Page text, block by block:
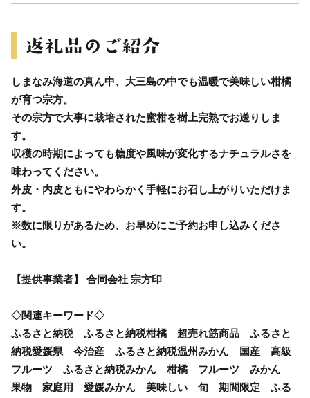
しまなみ海道の真ん中、大三島の中でも温暖で美味しい柑橘
が育つ宗方。
その宗方で大事に栽培された蜜柑を樹上完熟でお送りしま
す。
収穫の時期によっても糖度や風味が変化するナチュラルさを
味わってください。
外皮・内皮ともにやわらかく手軽にお召し上がりいただけま
す。
※数に限りがあるため、お早めにご予約お申し込みくださ
い。
【提供事業者】 合同会社 宗方印
◇関連キーワード◇
ふるさと納税 ふるさと納税柑橘 超売れ筋商品 ふるさと
納税愛媛県 今治産 ふるさと納税温州みかん 国産 高級
フルーツ ふるさと納税みかん 柑橘 フルーツ みかん
果物 家庭用 愛媛みかん 美味しい 旬 期間限定 ふる